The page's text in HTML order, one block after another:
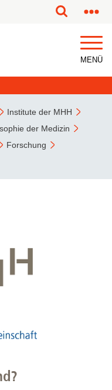
MENÜ
Institute der MHH
der Medizin
Forschung